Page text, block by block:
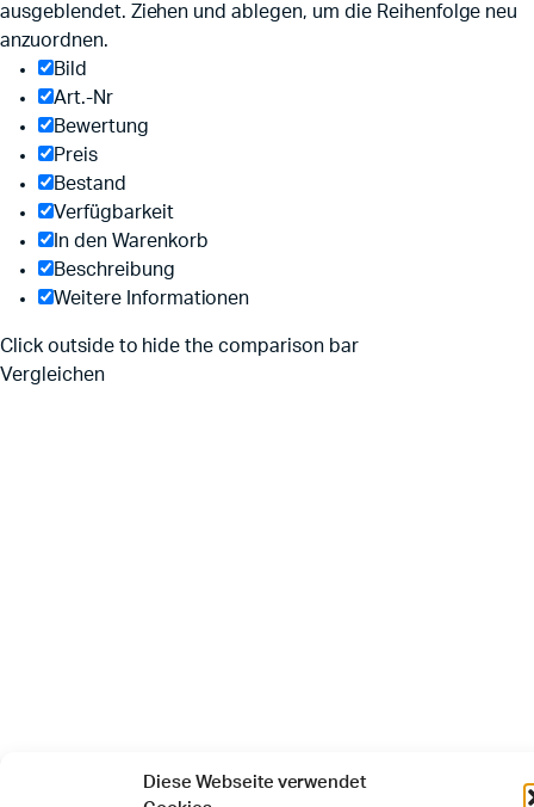
Diese Webseite verwendet
ausgeblendet. Ziehen und ablegen, um die Reihenfolge neu
anzuordnen.
Bild
Art.-Nr
Bewertung
Preis
Bestand
Verfügbarkeit
In den Warenkorb
Beschreibung
Weitere Informationen
Click outside to hide the comparison bar
Vergleichen